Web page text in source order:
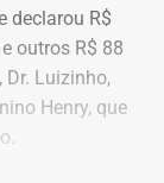
declarou R$
outros R$ 88
Luizinho,
Henry, que